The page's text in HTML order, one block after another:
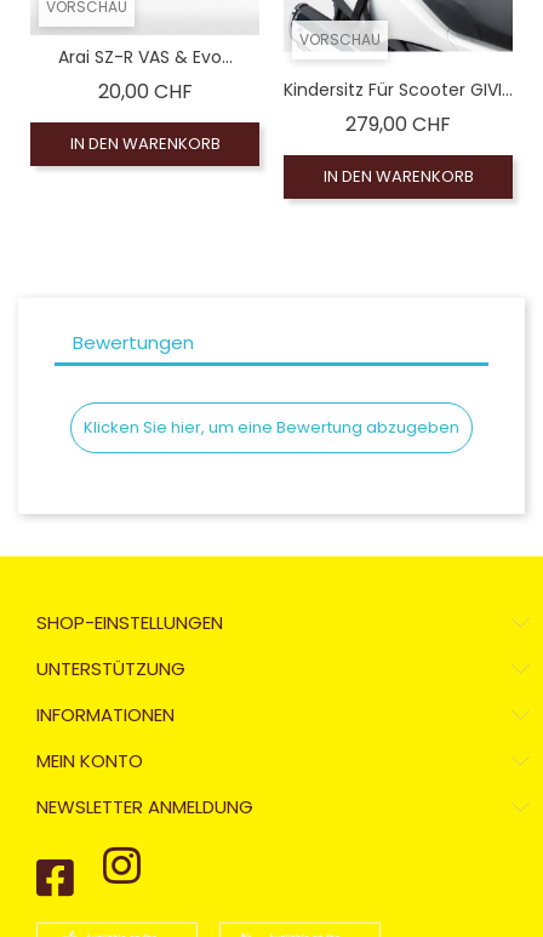
VORSCHAU
Arai SZ-R VAS & Evo...
20,00 CHFPreis
IN DEN WARENKORB
VORSCHAU
Kindersitz Für Scooter GIVI...
279,00 CHF
IN DEN WARENKORB
Bewertungen
Klicken Sie hier, um eine Bewertung abzugeben
SHOP-EINSTELLUNGEN
UNTERSTÜTZUNG
INFORMATIONEN
MEIN KONTO
NEWSLETTER ANMELDUNG